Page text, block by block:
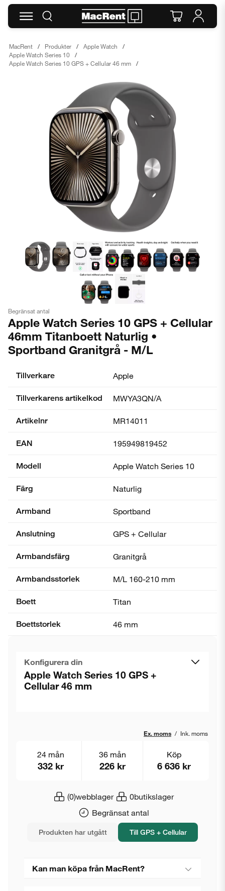
MacRent Produkter
Apple Watch
Apple Watch Series 10
Apple Watch Series 10 GPS + Cellular 46 mm
Begränsat antal
Apple Watch Series 10 GPS + Cellular
46mm Titanboett Naturlig •
Sportband Granitgrå - M/L
Tillverkare Apple
Tillverkarens artikelkod MWYA3QN/A
Artikelnr MR14011
EAN 195949819452
Modell Apple Watch Series 10
Färg Naturlig
Armband Sportband
Anslutning GPS + Cellular
Armbandsfärg Granitgrå
Armbandsstorlek M/L 160-210 mm
Boett Titan
Boettstorlek 46 mm
Konfigurera din
Apple Watch Series 10 GPS +
Cellular 46 mm
Ex. moms / Ink. moms
(0)webblager 0butikslager
Begränsat antal
24 mån
332 kr
36 mån
226 kr
Köp
6 636 kr
Produkten har utgått Till GPS + Cellular
Kan man köpa från MacRent?